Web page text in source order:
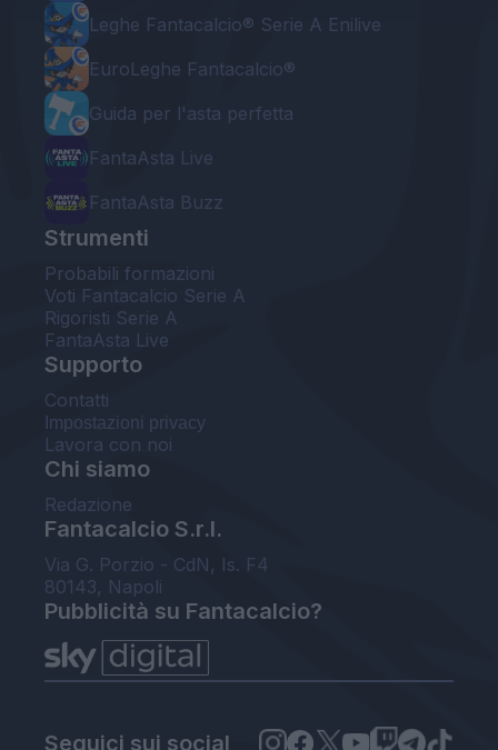
Leghe Fantacalcio® Serie A Enilive
EuroLeghe Fantacalcio®
Guida per l'asta perfetta
FantaAsta Live
FantaAsta Buzz
Strumenti
Probabili formazioni
Voti Fantacalcio Serie A
Rigoristi Serie A
FantaAsta Live
Supporto
Contatti
Impostazioni privacy
Lavora con noi
Chi siamo
Redazione
Fantacalcio S.r.l.
Via G. Porzio - CdN, Is. F4
80143, Napoli
Pubblicità su Fantacalcio?
Seguici sui social